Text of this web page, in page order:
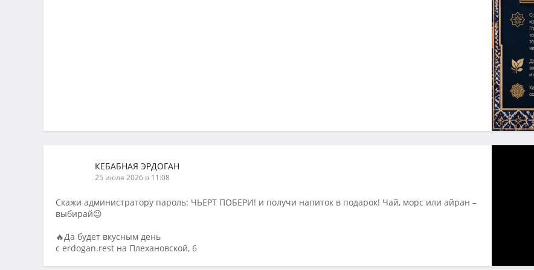
КЕБАБНАЯ ЭРДОГАН
25 июля 2026 в 11:08
Скажи администратору пароль: ЧЬЕРТ ПОБЕРИ! и получи напиток в подарок! Чай, морс или айран –
выбирай😉
🔥Да будет вкусным день
с erdogan.rest на Плехановской, 6